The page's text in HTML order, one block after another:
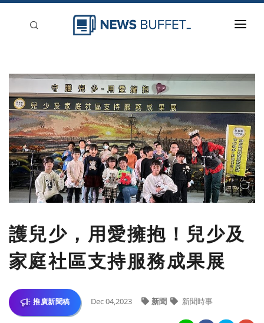
新聞稿分類
登入
刊登
護兒少，用愛擁抱！兒少及
家庭社區支持服務成果展
推廣新聞稿 Dec 04,2023 新聞 新聞時事